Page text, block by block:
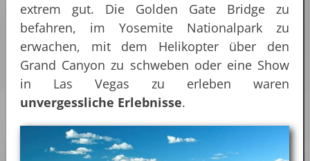
extrem gut. Die Golden Gate Bridge zu
befahren, im Yosemite Nationalpark zu
erwachen, mit dem Helikopter über den
Grand Canyon zu schweben oder eine Show
in Las Vegas zu erleben waren
unvergessliche Erlebnisse.